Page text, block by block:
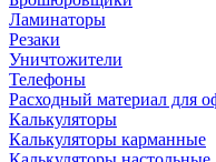
Ламинаторы
Резаки
Уничтожители
Телефоны
Расходный материал для
Калькуляторы
Калькуляторы карманные